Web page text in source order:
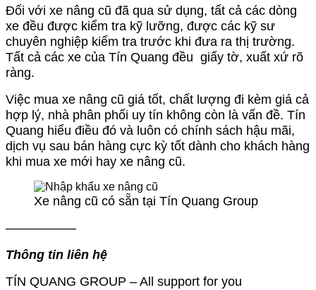
Đối với xe nâng cũ đã qua sử dụng, tất cả các dòng
xe đều được kiểm tra kỹ lưỡng, được các kỹ sư
chuyên nghiệp kiểm tra trước khi đưa ra thị trường.
Tất cả các xe của Tín Quang đều giấy tờ, xuất xứ rõ
ràng.
Việc mua xe nâng cũ giá tốt, chất lượng đi kèm giá cả
hợp lý, nhà phân phối uy tín không còn là vấn đề. Tín
Quang hiểu điều đó và luôn có chính sách hậu mãi,
dịch vụ sau bán hàng cực kỳ tốt dành cho khách hàng
khi mua xe mới hay xe nâng cũ.
Xe nâng cũ có sẵn tại Tín Quang Group
—————–
Thông tin liên hệ
TÍN QUANG GROUP – All support for you